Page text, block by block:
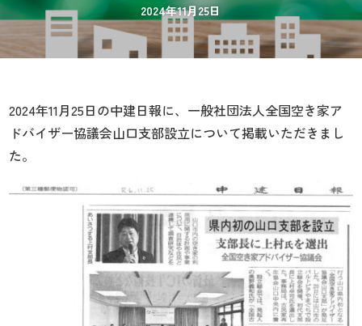
2024年11月25日
2024年11月25日の中建日報に、一般社団法人全国空き家ア
ドバイザー協議会山口支部設立について掲載いただきまし
た。